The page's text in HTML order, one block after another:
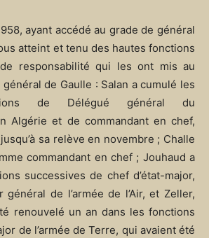
ayant accédé au grade de général
atteint et tenu des hautes fonctions
responsabilité qui les ont mis au
de Gaulle : Salan a cumulé les
de Délégué général du
Algérie et de commandant en chef,
sa relève en novembre ; Challe
commandant en chef ; Jouhaud a
successives de chef d’état-major,
général de l’armée de l’Air, et Zeller,
renouvelé un an dans les fonctions
de l’armée de Terre, qui avaient été